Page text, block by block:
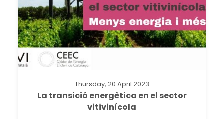
Thursday, 20 April 2023
La transició energètica en el sector
vitivinícola